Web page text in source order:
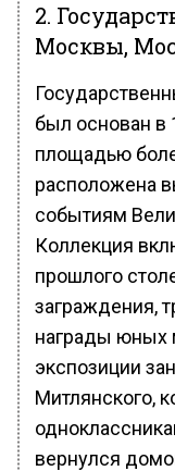
2.
Москвы,
был основан в
площадью
расположена
событиям
Коллекция
прошлого
заграждения,
награды юных
экспозиции
Митлянского,
вернулся